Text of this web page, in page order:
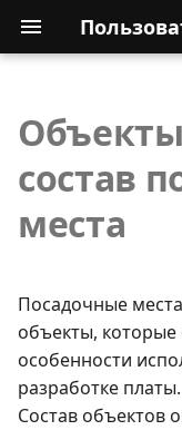
состав
места
Посадочные
объекты,
особенности
разработке платы.
Состав объектов